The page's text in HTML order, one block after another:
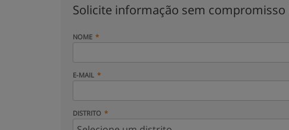
Solicite informação sem compromisso
NOME
E-MAIL
DISTRITO